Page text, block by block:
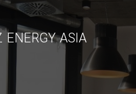
ENERGY ASIA